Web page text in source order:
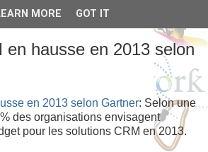
en hausse en 2013 selon
en 2013 selon Gartner: Selon une
des organisations envisagent
pour les solutions CRM en 2013.
MORE GOT IT